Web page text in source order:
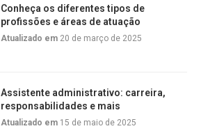
Conheça os diferentes tipos de
profissões e áreas de atuação
Atualizado em 20 de março de 2025
Assistente administrativo: carreira,
responsabilidades e mais
Atualizado em 15 de maio de 2025